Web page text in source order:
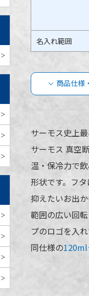
名入れ範囲
商品仕様
サー
品仕様
品番
容量
本体カラー
サーモス史上
サーモス 真空
温・保冷力で
形状です。フ
抑えたいお出
範囲の広い回
プのロゴを入
同仕様の